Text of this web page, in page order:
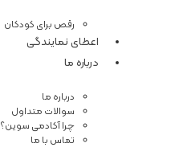
رقص برای کودکان
اعطای نمایندگی
درباره ما
درباره ما
سوالات متداول
چرا آکادمی سوین؟
تماس با ما